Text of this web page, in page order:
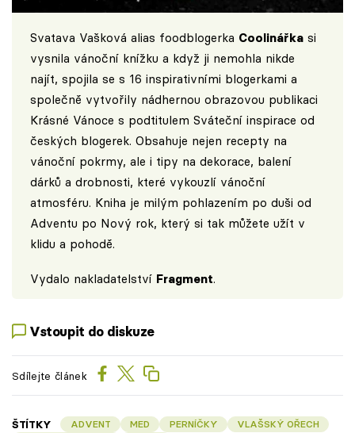
Svatava Vašková alias foodblogerka Coolinářkasi
vysnila vánoční knížku a když ji nemohla nikde
najít, spojila se s 16 inspirativními blogerkami a
společně vytvořily nádhernou obrazovou publikaci
Krásné Vánoce s podtitulem Sváteční inspirace od
českých blogerek. Obsahuje nejen recepty na
vánoční pokrmy, ale i tipy na dekorace, balení
dárků a drobnosti, které vykouzlí vánoční
atmosféru. Kniha je milým pohlazením po duši od
Adventu po Nový rok, který si tak můžete užít v
klidu a pohodě.
Vydalo nakladatelství Fragment.
Vstoupit do diskuze
Sdílejte článek
ŠTÍTKY ADVENT MED PERNÍČKY
VLAŠSKÝ OŘECH